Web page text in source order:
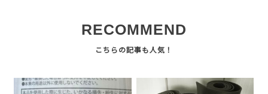
RECOMMEND